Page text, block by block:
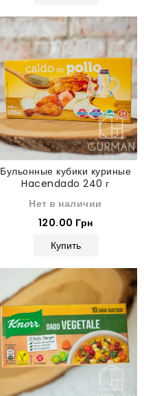
Бульонные кубики куриные
Hacendado 240 г
Нет в наличии
120.00 Грн
Купить